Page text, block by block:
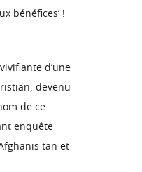
bénéfices’ !
d’une
devenu
de ce
enquête
tan et